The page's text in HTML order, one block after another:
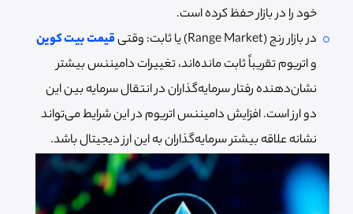
خود را در بازار حفظ کرده است.
در بازار رنج (Range Market) یا ثابت: وقتی
قیمت بیت کوین
و اتریوم تقریباً ثابت مانده‌اند، تغییرات دامیننس بیشتر
نشان‌دهنده رفتار سرمایه‌گذاران در انتقال سرمایه بین این
دو ارز است. افزایش دامیننس اتریوم در این شرایط می‌تواند
نشانه علاقه بیشتر سرمایه‌گذاران به این ارز دیجیتال باشد.